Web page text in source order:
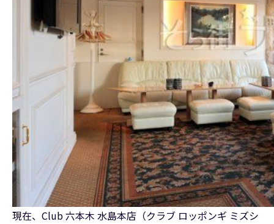
現在、Club 六本木 水島本店（クラブ ロッポンギ ミズシ